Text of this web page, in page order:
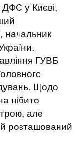
ДФС у Києві,
начальник
ГУВБ
Щодо
нібито
але
розташований